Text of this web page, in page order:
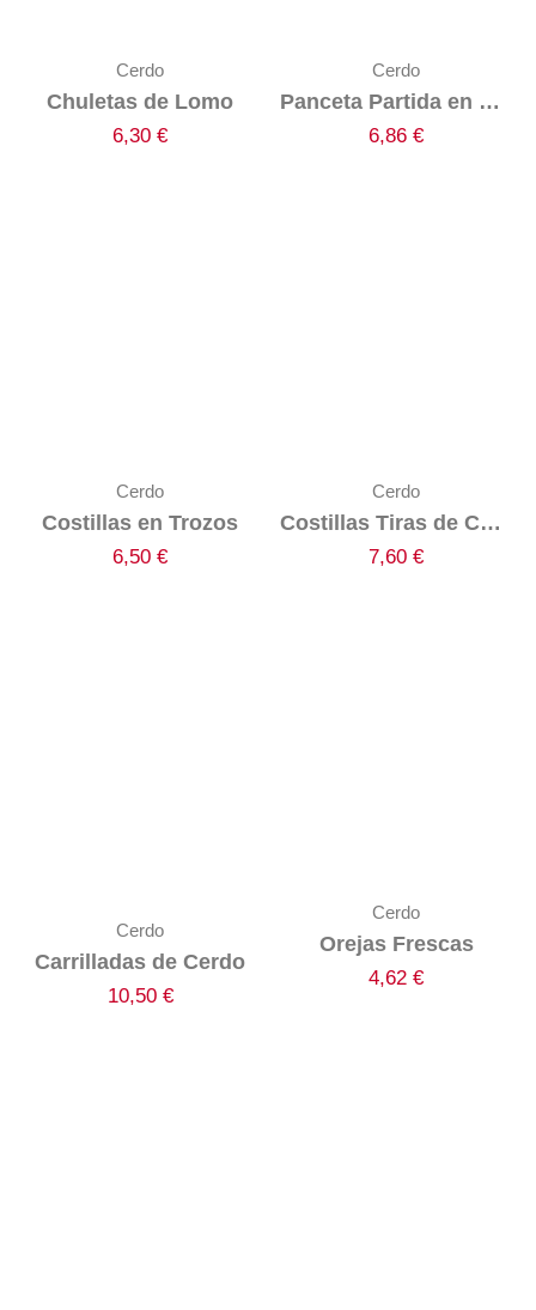
Cerdo
Chuletas de Lomo
6,30 €
Cerdo
Panceta Partida en Tiras
6,86 €
Cerdo
Costillas en Trozos
6,50 €
Cerdo
Costillas Tiras de Chuletero
7,60 €
Cerdo
Carrilladas de Cerdo
10,50 €
Cerdo
Orejas Frescas
4,62 €